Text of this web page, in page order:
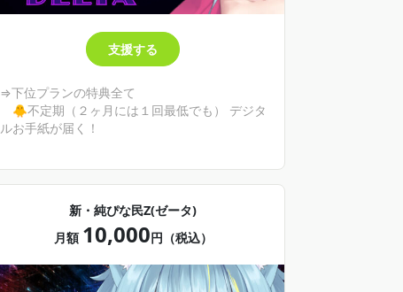
支援する
⇒下位プランの特典全て
🐥不定期（２ヶ月には１回最低でも） デジタ
ルお手紙が届く！
新・純ぴな民Ζ(ゼータ)
月額 10,000円（税込）